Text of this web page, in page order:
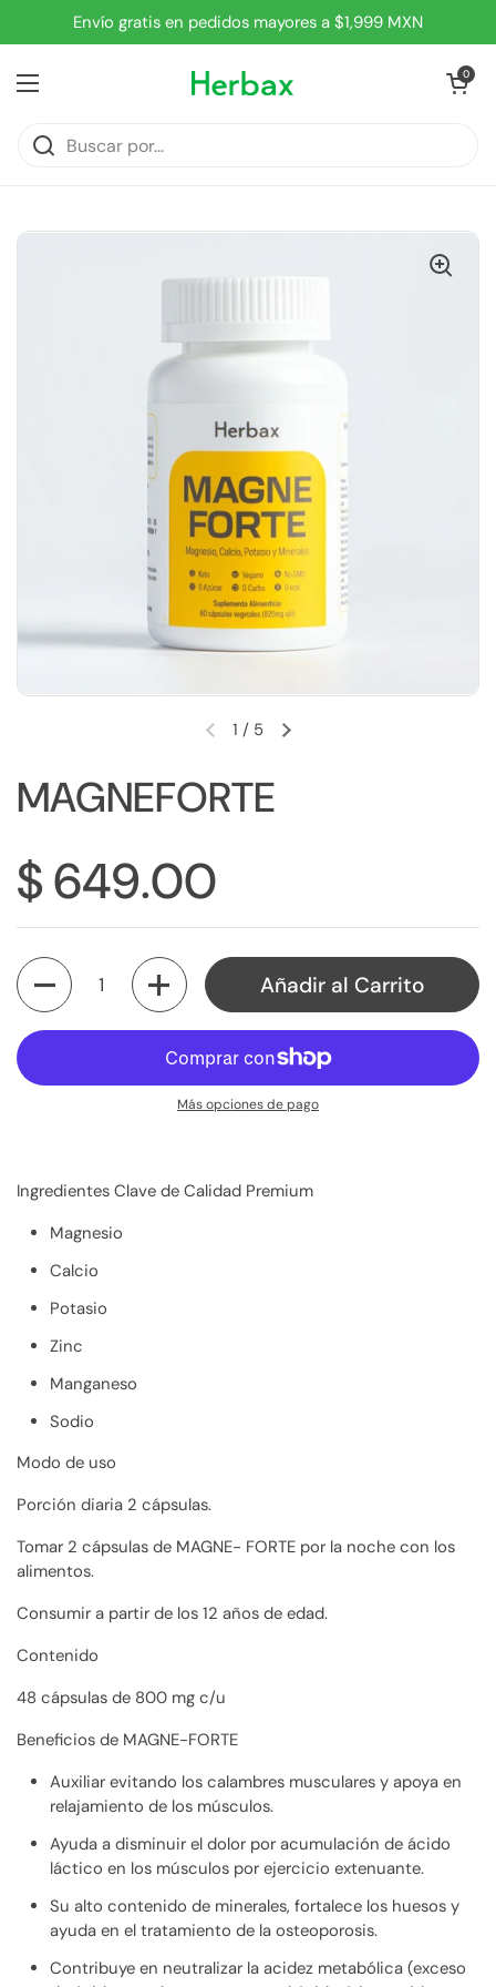
Ir al contenidoEnvío gratis en pedidos mayores a $1,999 MXN
Abrir menú
Abrir carrito
0
1 / 5
MAGNEFORTE
$ 649.00
Cantidad
Añadir al Carrito
Más opciones de pago
Ingredientes Clave de Calidad Premium
Magnesio
Calcio
Potasio
Zinc
Manganeso
Sodio
Modo de uso
Porción diaria 2 cápsulas.
Tomar 2 cápsulas de MAGNE- FORTE por la noche con los
alimentos.
Consumir a partir de los 12 años de edad.
Contenido
48 cápsulas de 800 mg c/u
Beneficios de MAGNE-FORTE
Auxiliar evitando los calambres musculares y apoya en
relajamiento de los músculos.
Ayuda a disminuir el dolor por acumulación de ácido
láctico en los músculos por ejercicio extenuante.
Su alto contenido de minerales, fortalece los huesos y
ayuda en el tratamiento de la osteoporosis.
Contribuye en neutralizar la acidez metabólica (exceso